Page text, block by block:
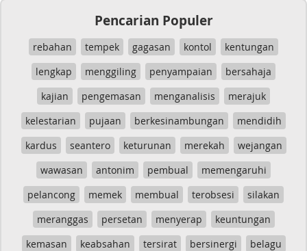
Pencarian Populer
rebahan tempek gagasan kontol
kentungan
lengkap
menggiling penyampaian
bersahaja
kajian
pengemasan menganalisis
merajuk
kelestarian
pujaan berkesinambungan
mendidih
kardus
seantero keturunan merekah
wejangan
wawasan
antonim pembual
memengaruhi
pelancong
memek membual terobsesi
silakan
meranggas
persetan menyerap
keuntungan
kemasan
keabsahan tersirat bersinergi
belagu